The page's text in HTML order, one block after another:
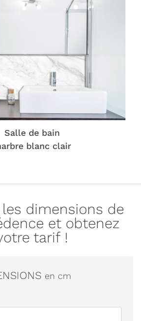
Salle de bain
blanc clair
dimensions de
et obtenez
tarif !
en cm